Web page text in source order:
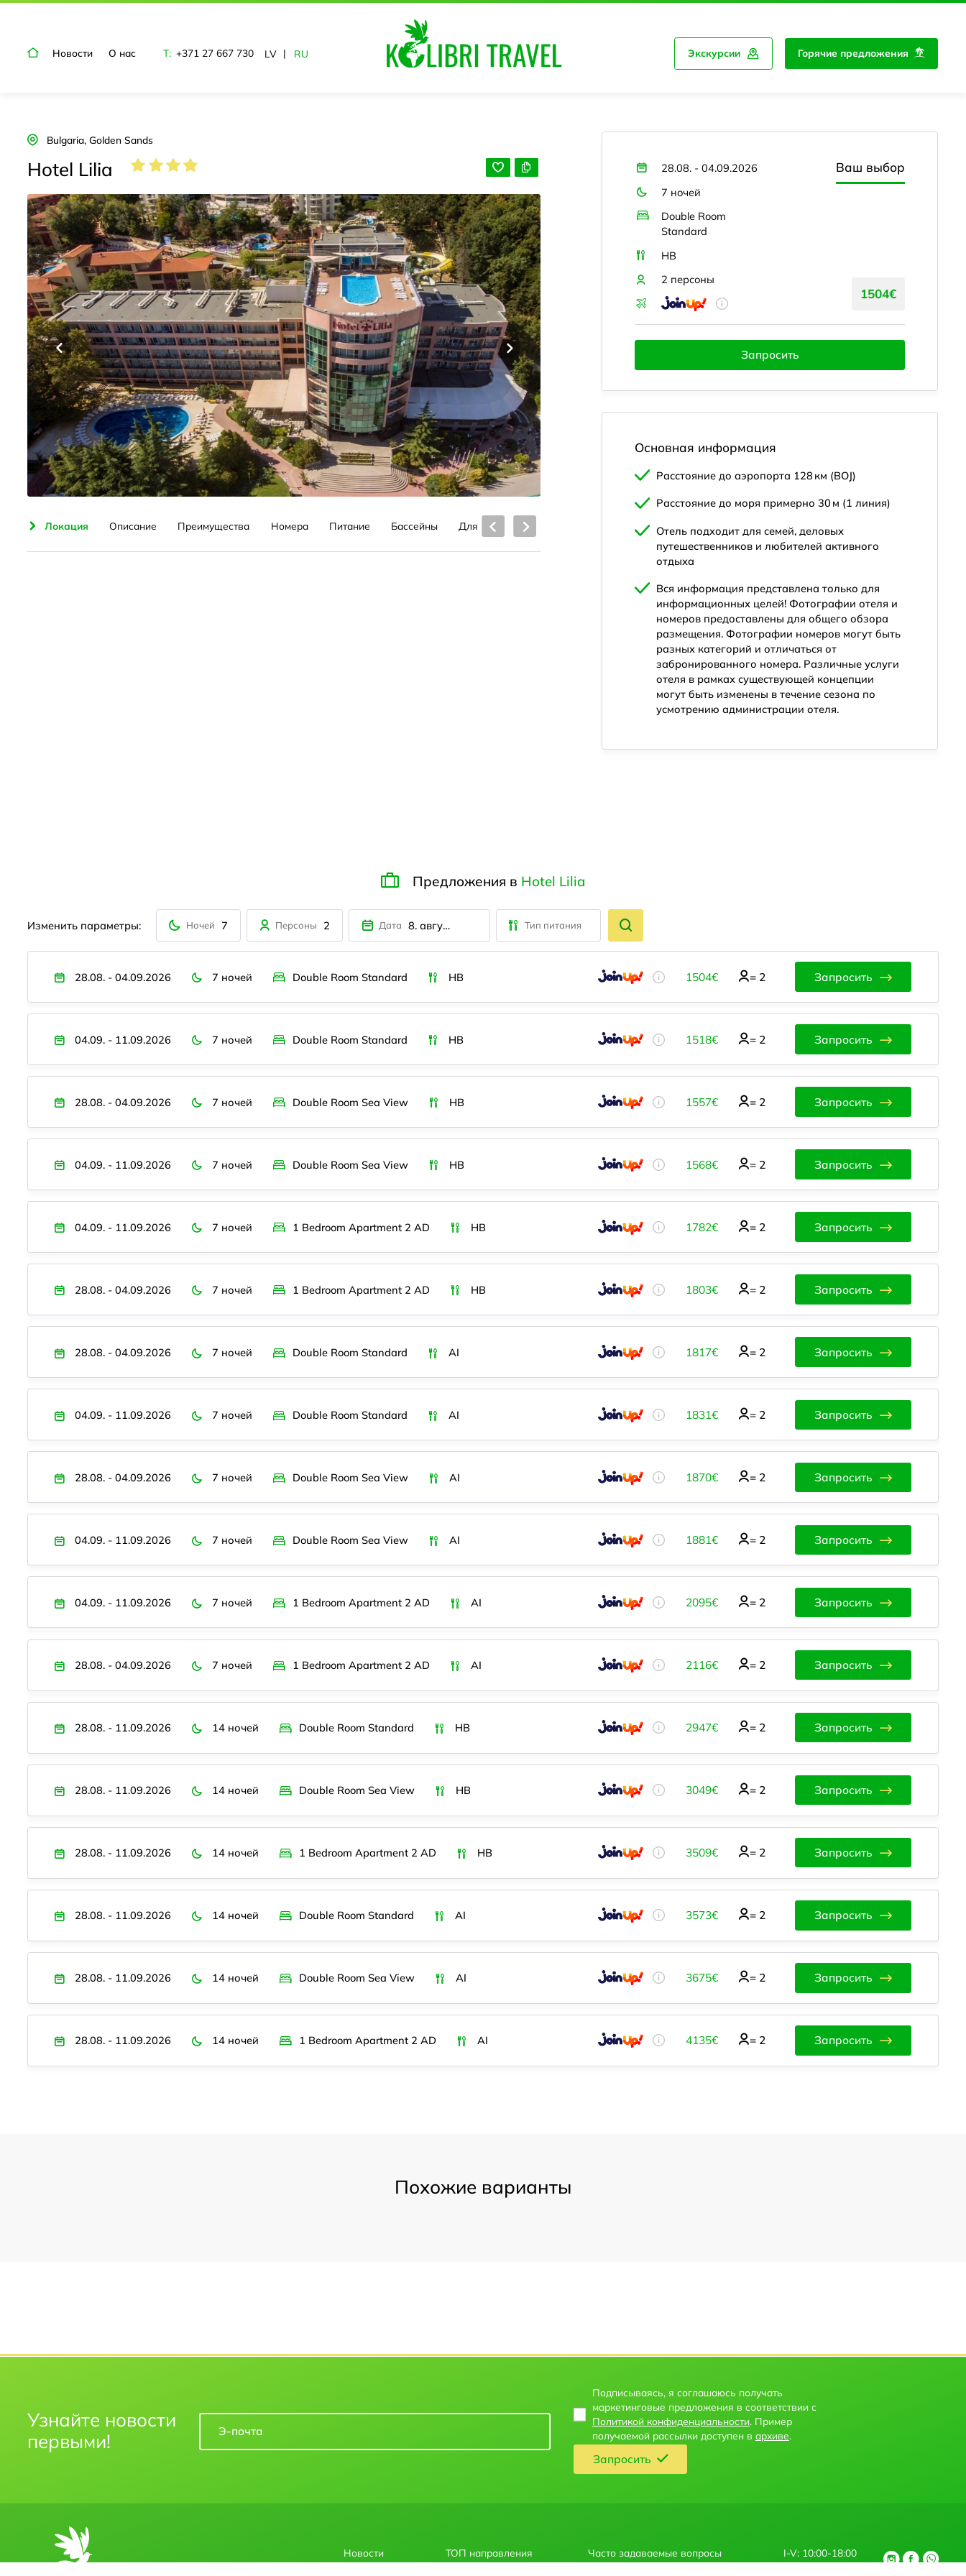
Новости О нас T: +371 27 667 730 LV RU Экскурсии Горячие предложения
Bulgaria, Golden Sands
Hotel Lilia
Локация Описание Преимущества Номера Питание Бассейны Для детей Красота и здоровье Спорт и развлечения
28.08. - 04.09.2026
7 ночей
Double Room
Standard
HB
2 персоны
Ваш выбор
1504€
Запросить
Основная информация
Расстояние до аэропорта 128 км (BOJ)
Расстояние до моря примерно 30 м (1 линия)
Отель подходит для семей, деловых
путешественников и любителей активного
отдыха
Вся информация представлена только для
информационных целей! Фотографии отеля и
номеров предоставлены для общего обзора
размещения. Фотографии номеров могут быть
разных категорий и отличаться от
забронированного номера. Различные услуги
отеля в рамках существующей концепции
могут быть изменены в течение сезона по
усмотрению администрации отеля.
Предложения в Hotel Lilia
Изменить параметры: Ночей 7 Персоны 2 Дата 8. августа Тип питания
28.08. - 04.09.2026 7 ночей Double Room Standard HB 1504€ = 2 Запросить
04.09. - 11.09.2026 7 ночей Double Room Standard HB 1518€ = 2 Запросить
28.08. - 04.09.2026 7 ночей Double Room Sea View HB 1557€ = 2 Запросить
04.09. - 11.09.2026 7 ночей Double Room Sea View HB 1568€ = 2 Запросить
04.09. - 11.09.2026 7 ночей 1 Bedroom Apartment 2 AD HB 1782€ = 2 Запросить
28.08. - 04.09.2026 7 ночей 1 Bedroom Apartment 2 AD HB 1803€ = 2 Запросить
28.08. - 04.09.2026 7 ночей Double Room Standard AI 1817€ = 2 Запросить
04.09. - 11.09.2026 7 ночей Double Room Standard AI 1831€ = 2 Запросить
28.08. - 04.09.2026 7 ночей Double Room Sea View AI 1870€ = 2 Запросить
04.09. - 11.09.2026 7 ночей Double Room Sea View AI 1881€ = 2 Запросить
04.09. - 11.09.2026 7 ночей 1 Bedroom Apartment 2 AD AI 2095€ = 2 Запросить
28.08. - 04.09.2026 7 ночей 1 Bedroom Apartment 2 AD AI 2116€ = 2 Запросить
28.08. - 11.09.2026 14 ночей Double Room Standard HB 2947€ = 2 Запросить
28.08. - 11.09.2026 14 ночей Double Room Sea View HB 3049€ = 2 Запросить
28.08. - 11.09.2026 14 ночей 1 Bedroom Apartment 2 AD HB 3509€ = 2 Запросить
28.08. - 11.09.2026 14 ночей Double Room Standard AI 3573€ = 2 Запросить
28.08. - 11.09.2026 14 ночей Double Room Sea View AI 3675€ = 2 Запросить
28.08. - 11.09.2026 14 ночей 1 Bedroom Apartment 2 AD AI 4135€ = 2 Запросить
Похожие варианты
Узнайте новости
первыми!
Подписываясь, я соглашаюсь получать
маркетинговые предложения в соответствии с
Политикой конфиденциальности. Пример
получаемой рассылки доступен в архиве.
Запросить
Новости
ТОП направления
Часто задаваемые вопросы
I-V: 10:00-18:00